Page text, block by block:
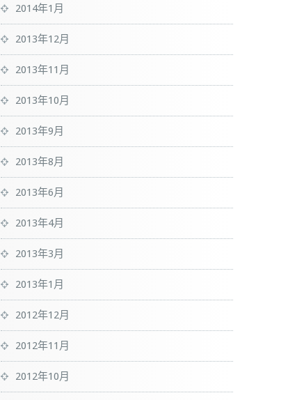
2014年1月
2013年12月
2013年11月
2013年10月
2013年9月
2013年8月
2013年6月
2013年4月
2013年3月
2013年1月
2012年12月
2012年11月
2012年10月